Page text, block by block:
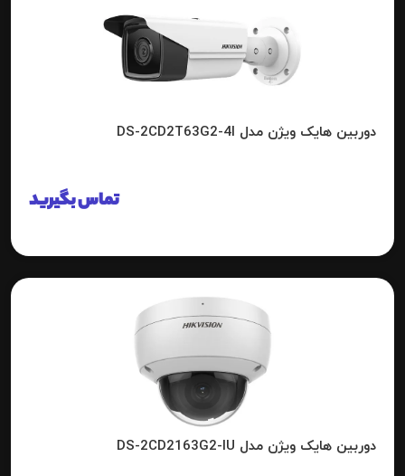
دوربین هایک ویژن مدل DS-2CD2T63G2-4I
تماس بگیرید
دوربین هایک ویژن مدل DS-2CD2163G2-IU